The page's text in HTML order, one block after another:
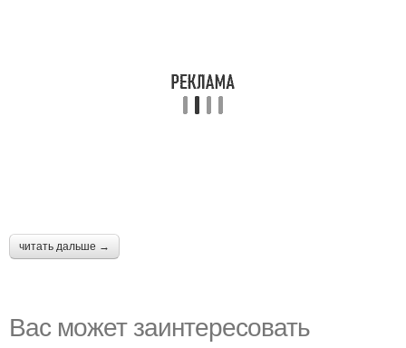
читать дальше →
Вас может заинтересовать